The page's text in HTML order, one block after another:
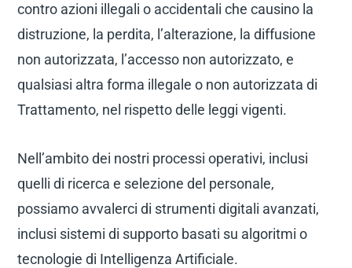
contro azioni illegali o accidentali che causino la
distruzione, la perdita, l’alterazione, la diffusione
non autorizzata, l’accesso non autorizzato, e
qualsiasi altra forma illegale o non autorizzata di
Trattamento, nel rispetto delle leggi vigenti.
Nell’ambito dei nostri processi operativi, inclusi
quelli di ricerca e selezione del personale,
possiamo avvalerci di strumenti digitali avanzati,
inclusi sistemi di supporto basati su algoritmi o
tecnologie di Intelligenza Artificiale.